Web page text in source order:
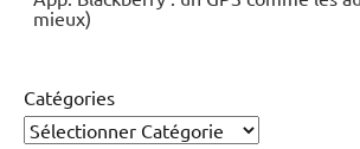
mieux)
Catégories